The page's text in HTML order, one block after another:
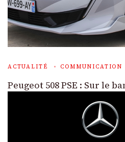
ACTUALITÉ COMMUNICATION
Peugeot 508 PSE : Sur le